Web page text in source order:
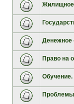
Жилищное
Денежное
Право на
Обучение.